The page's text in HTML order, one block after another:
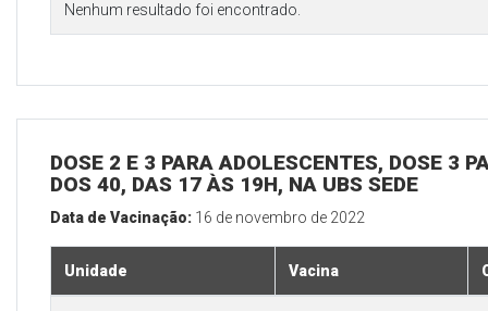
Nenhum resultado foi encontrado.
DOSE 2 E 3 PARA ADOLESCENTES, DOSE 3
DOS 40, DAS 17 ÀS 19H, NA UBS SEDE
Data de Vacinação: 16 de novembro de 2022
Unidade Vacina